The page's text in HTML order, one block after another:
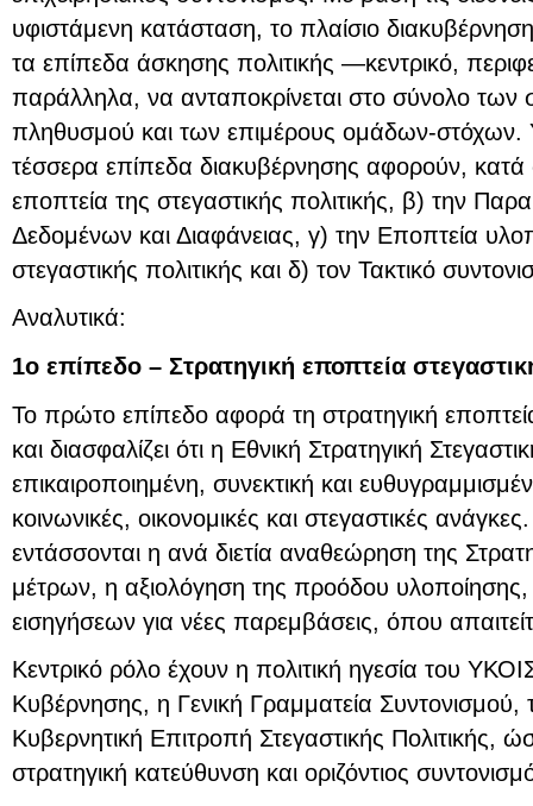
υφιστάμενη κατάσταση, το πλαίσιο
τα επίπεδα άσκησης πολιτικής —κεντρικό,
παράλληλα, να ανταποκρίνεται στο σύνολο των
πληθυσμού και των επιμέρους ομάδων-
τέσσερα επίπεδα διακυβέρνησης αφορούν, κατά
εποπτεία της στεγαστικής πολιτικής, β) την
Δεδομένων και Διαφάνειας, γ) την Εποπτεία
στεγαστικής πολιτικής και δ) τον Τακτικό
Αναλυτικά:
1ο επίπεδο – Στρατηγική εποπτεία
Το πρώτο επίπεδο αφορά τη στρατηγική
και διασφαλίζει ότι η Εθνική Στρατηγική
επικαιροποιημένη, συνεκτική και
κοινωνικές, οικονομικές και στεγαστικές
εντάσσονται η ανά διετία αναθεώρηση της
μέτρων, η αξιολόγηση της προόδου
εισηγήσεων για νέες παρεμβάσεις, όπου
Κεντρικό ρόλο έχουν η πολιτική ηγεσία του
Κυβέρνησης, η Γενική Γραμματεία Συντονισμού,
Κυβερνητική Επιτροπή Στεγαστικής Πολιτικής,
στρατηγική κατεύθυνση και οριζόντιος